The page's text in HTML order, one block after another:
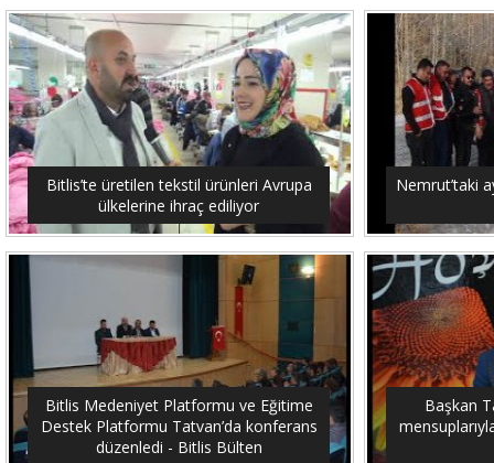
Bitlis’te üretilen tekstil ürünleri Avrupa
ülkelerine ihraç ediliyor
Nemrut’taki
Bitlis Medeniyet Platformu ve Eğitime
Destek Platformu Tatvan’da konferans
düzenledi - Bitlis Bülten
Başkan